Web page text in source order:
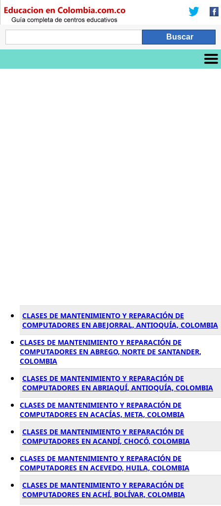
CLASES DE MANTENIMIENTO Y REPARACIÓN DE
COMPUTADORES EN ABEJORRAL, ANTIOQUÍA, COLOMBIA
CLASES DE MANTENIMIENTO Y REPARACIÓN DE
COMPUTADORES EN ABREGO, NORTE DE SANTANDER,
COLOMBIA
CLASES DE MANTENIMIENTO Y REPARACIÓN DE
COMPUTADORES EN ABRIAQUÍ, ANTIOQUÍA, COLOMBIA
CLASES DE MANTENIMIENTO Y REPARACIÓN DE
COMPUTADORES EN ACACÍAS, META, COLOMBIA
CLASES DE MANTENIMIENTO Y REPARACIÓN DE
COMPUTADORES EN ACANDÍ, CHOCÓ, COLOMBIA
CLASES DE MANTENIMIENTO Y REPARACIÓN DE
COMPUTADORES EN ACEVEDO, HUILA, COLOMBIA
CLASES DE MANTENIMIENTO Y REPARACIÓN DE
COMPUTADORES EN ACHÍ, BOLÍVAR, COLOMBIA